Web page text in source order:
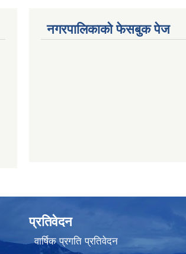
नगरपालिकाको फेसबुक पेज
प्रतिवेदन
वार्षिक प्रगति प्रतिवेदन